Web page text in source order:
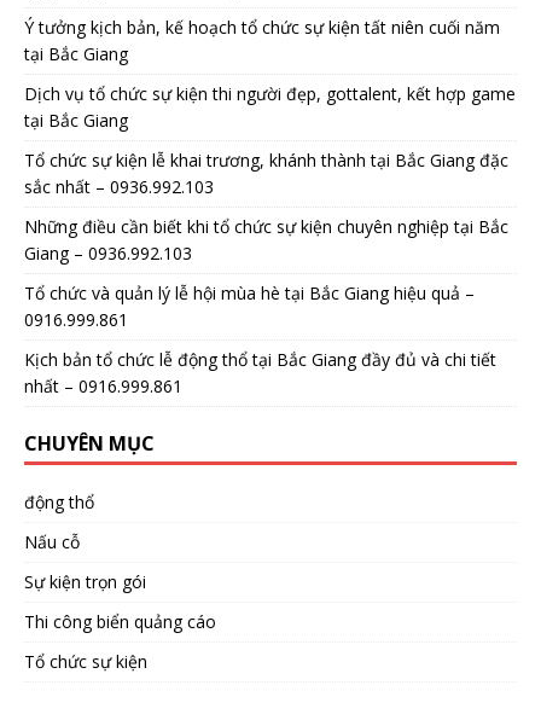
Ý tưởng kịch bản, kế hoạch tổ chức sự kiện tất niên cuối năm
tại Bắc Giang
Dịch vụ tổ chức sự kiện thi người đẹp, gottalent, kết hợp game
tại Bắc Giang
Tổ chức sự kiện lễ khai trương, khánh thành tại Bắc Giang đặc
sắc nhất – 0936.992.103
Những điều cần biết khi tổ chức sự kiện chuyên nghiệp tại Bắc
Giang – 0936.992.103
Tổ chức và quản lý lễ hội mùa hè tại Bắc Giang hiệu quả –
0916.999.861
Kịch bản tổ chức lễ động thổ tại Bắc Giang đầy đủ và chi tiết
nhất – 0916.999.861
CHUYÊN MỤC
động thổ
Nấu cỗ
Sự kiện trọn gói
Thi công biển quảng cáo
Tổ chức sự kiện